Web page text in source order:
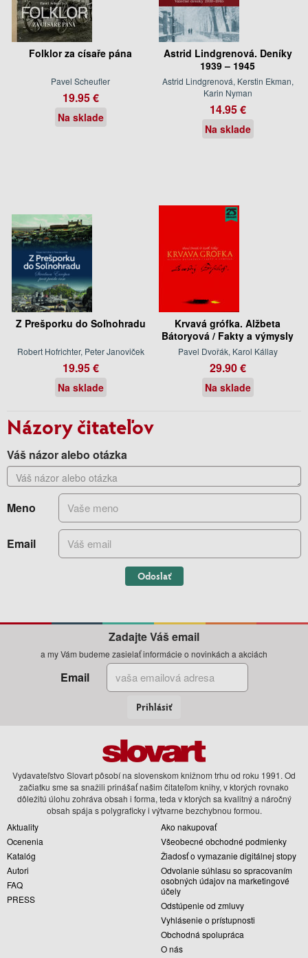
Folklor za císaře pána
Pavel Scheufler
19.95 €
Na sklade
Astrid Lindgrenová. Deníky
1939 – 1945
Astrid Lindgrenová, Kerstin Ekman,
Karin Nyman
14.95 €
Na sklade
Z Prešporku do Soľnohradu
Robert Hofrichter, Peter Janoviček
19.95 €
Na sklade
Krvavá grófka. Alžbeta
Bátoryová / Fakty a výmysly
Pavel Dvořák, Karol Kállay
29.90 €
Na sklade
Názory čitateľov
Váš názor alebo otázka
Meno
Email
Odoslať
Zadajte Váš email
a my Vám budeme zasielať informácie o novinkách a akciách
Email
Prihlásiť
Vydavateľstvo Slovart pôsobí na slovenskom knižnom trhu od roku 1991. Od
začiatku sme sa snažili prinášať našim čitateľom knihy, v ktorých rovnako
dôležitú úlohu zohráva obsah i forma, teda v ktorých sa kvalitný a náročný
obsah spája s polygraficky i výtvarne bezchybnou formou.
Aktuality
Ocenenia
Katalóg
Autori
FAQ
PRESS
Ako nakupovať
Všeobecné obchodné podmienky
Žiadosť o vymazanie digitálnej stopy
Odvolanie súhlasu so spracovaním
osobných údajov na marketingové
účely
Odstúpenie od zmluvy
Vyhlásenie o prístupnosti
Obchodná spolupráca
O nás